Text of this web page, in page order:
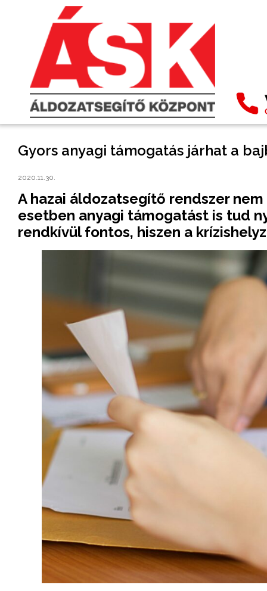
Gyors anyagi támogatás járhat a
2020.11.30.
A hazai áldozatsegítő rendszer
esetben anyagi támogatást is tud
rendkívül fontos, hiszen a